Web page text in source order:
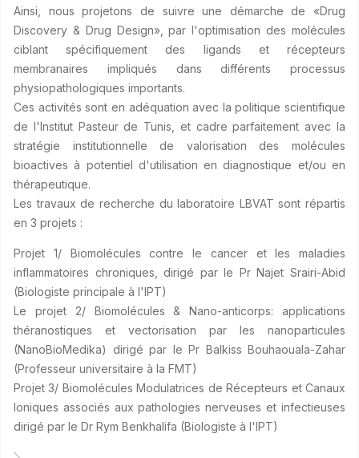
Ainsi, nous projetons de suivre une démarche de «Drug
Discovery & Drug Design», par l'optimisation des molécules
ciblant spécifiquement des ligands et récepteurs
membranaires impliqués dans différents processus
physiopathologiques importants.
Ces activités sont en adéquation avec la politique scientifique
de l'Institut Pasteur de Tunis, et cadre parfaitement avec la
stratégie institutionnelle de valorisation des molécules
bioactives à potentiel d'utilisation en diagnostique et/ou en
thérapeutique.
Les travaux de recherche du laboratoire LBVAT sont répartis
en 3 projets :
Projet 1/ Biomolécules contre le cancer et les maladies
inflammatoires chroniques, dirigé par le Pr Najet Srairi-Abid
(Biologiste principale à l'IPT)
Le projet 2/ Biomolécules & Nano-anticorps: applications
théranostiques et vectorisation par les nanoparticules
(NanoBioMedika) dirigé par le Pr Balkiss Bouhaouala-Zahar
(Professeur universitaire à la FMT)
Projet 3/ Biomolécules Modulatrices de Récepteurs et Canaux
Ioniques associés aux pathologies nerveuses et infectieuses
dirigé par le Dr Rym Benkhalifa (Biologiste à l'IPT)